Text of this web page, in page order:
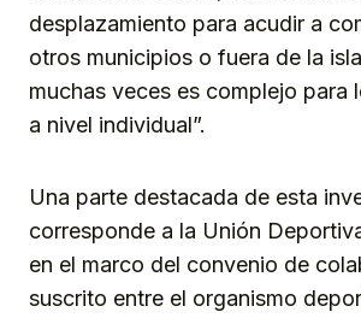
desplazamiento para acudir a
otros municipios o fuera de la
muchas veces es complejo para
a nivel individual”.
Una parte destacada de esta
corresponde a la Unión
en el marco del convenio de
suscrito entre el organismo